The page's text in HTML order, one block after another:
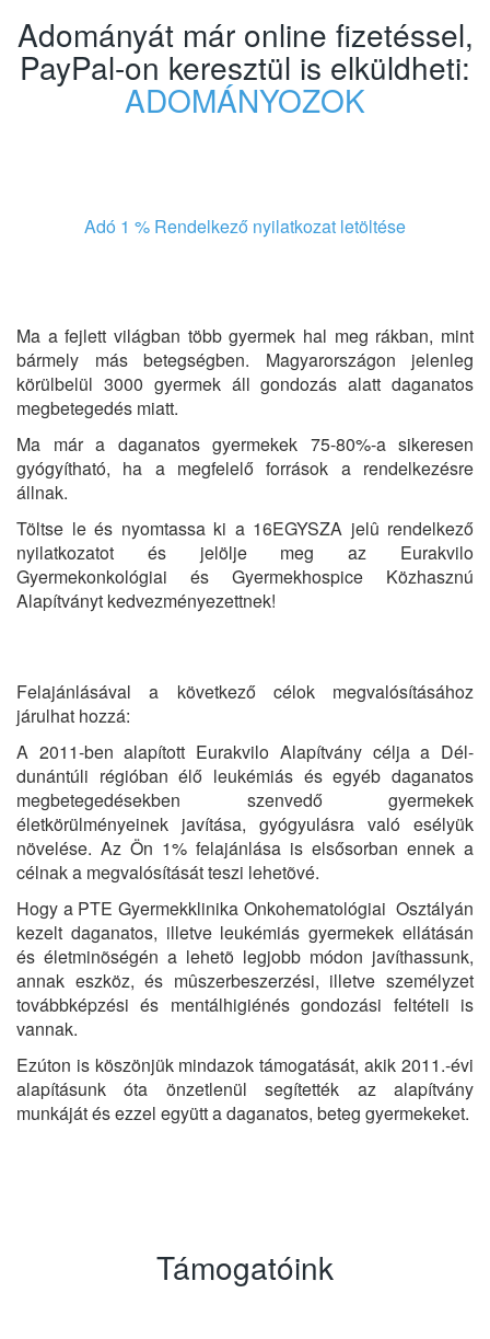
Adományát már online fizetéssel,
PayPal-on keresztül is elküldheti:
ADOMÁNYOZOK
Adó 1 % Rendelkező nyilatkozat letöltése
Ma a fejlett világban több gyermek hal meg rákban, mint
bármely más betegségben. Magyarországon jelenleg
körülbelül 3000 gyermek áll gondozás alatt daganatos
megbetegedés miatt.
Ma már a daganatos gyermekek 75-80%-a sikeresen
gyógyítható, ha a megfelelő források a rendelkezésre
állnak.
Töltse le és nyomtassa ki a 16EGYSZA jelû rendelkező
nyilatkozatot és jelölje meg az Eurakvilo
Gyermekonkológiai és Gyermekhospice Közhasznú
Alapítványt kedvezményezettnek!
Felajánlásával a következő célok megvalósításához
járulhat hozzá:
A 2011-ben alapított Eurakvilo Alapítvány célja a Dél-
dunántúli régióban élő leukémiás és egyéb daganatos
megbetegedésekben szenvedő gyermekek
életkörülményeinek javítása, gyógyulásra való esélyük
növelése. Az Ön 1% felajánlása is elsősorban ennek a
célnak a megvalósítását teszi lehetõvé.
Hogy a PTE Gyermekklinika Onkohematológiai Osztályán
kezelt daganatos, illetve leukémiás gyermekek ellátásán
és életminõségén a lehetõ legjobb módon javíthassunk,
annak eszköz, és mûszerbeszerzési, illetve személyzet
továbbképzési és mentálhigiénés gondozási feltételi is
vannak.
Ezúton is köszönjük mindazok támogatását, akik 2011.-évi
alapításunk óta önzetlenül segítették az alapítvány
munkáját és ezzel együtt a daganatos, beteg gyermekeket.
Támogatóink